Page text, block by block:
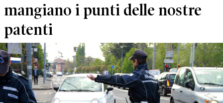
mangiano i punti delle nostre
patenti